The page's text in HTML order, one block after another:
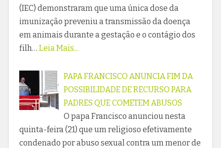
(IEC) demonstraram que uma única dose da
imunização preveniu a transmissão da doença
em animais durante a gestação e o contágio dos
filh… Leia Mais...
PAPA FRANCISCO ANUNCIA FIM DA
POSSIBILIDADE DE RECURSO PARA
PADRES QUE COMETEM ABUSOS
O papa Francisco anunciou nesta
quinta-feira (21) que um religioso efetivamente
condenado por abuso sexual contra um menor de